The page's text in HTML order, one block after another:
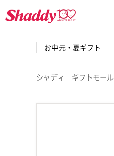
お中元・夏ギフト
シャディ ギフトモール